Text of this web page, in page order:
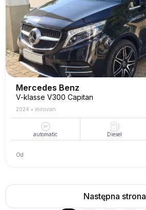
Mercedes Benz
V-klasse V300 Capitan
2024 • minivan
automatic Diesel
Od
Następna strona